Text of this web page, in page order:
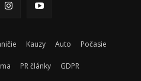
Kauzy Auto Počasie
PR články GDPR